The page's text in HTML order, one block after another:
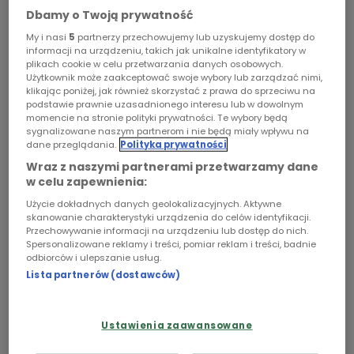
Chopin
Podcasty
Korzenie-rzeźba Barbary
Mioduszewskiej
fot.
Hanna Bogoryja-
Zakrzewska
Do góry nogami - reportaż Hanny Bogoryja-
Dbamy o Twoją prywatność
My i nasi 5 partnerzy przechowujemy lub uzyskujemy dostęp do
informacji na urządzeniu, takich jak unikalne identyfikatory w
plikach cookie w celu przetwarzania danych osobowych.
Użytkownik może zaakceptować swoje wybory lub zarządzać nimi,
klikając poniżej, jak również skorzystać z prawa do sprzeciwu na
podstawie prawnie uzasadnionego interesu lub w dowolnym
momencie na stronie polityki prywatności. Te wybory będą
sygnalizowane naszym partnerom i nie będą miały wpływu na
dane przeglądania. Polityka prywatności
Wraz z naszymi partnerami przetwarzamy dane
w celu zapewnienia:
Użycie dokładnych danych geolokalizacyjnych. Aktywne
skanowanie charakterystyki urządzenia do celów identyfikacji.
Przechowywanie informacji na urządzeniu lub dostęp do nich.
Spersonalizowane reklamy i treści, pomiar reklam i treści, badnie
odbiorców i ulepszanie usług.
Lista partnerów (dostawców)
Ustawienia zaawansowane